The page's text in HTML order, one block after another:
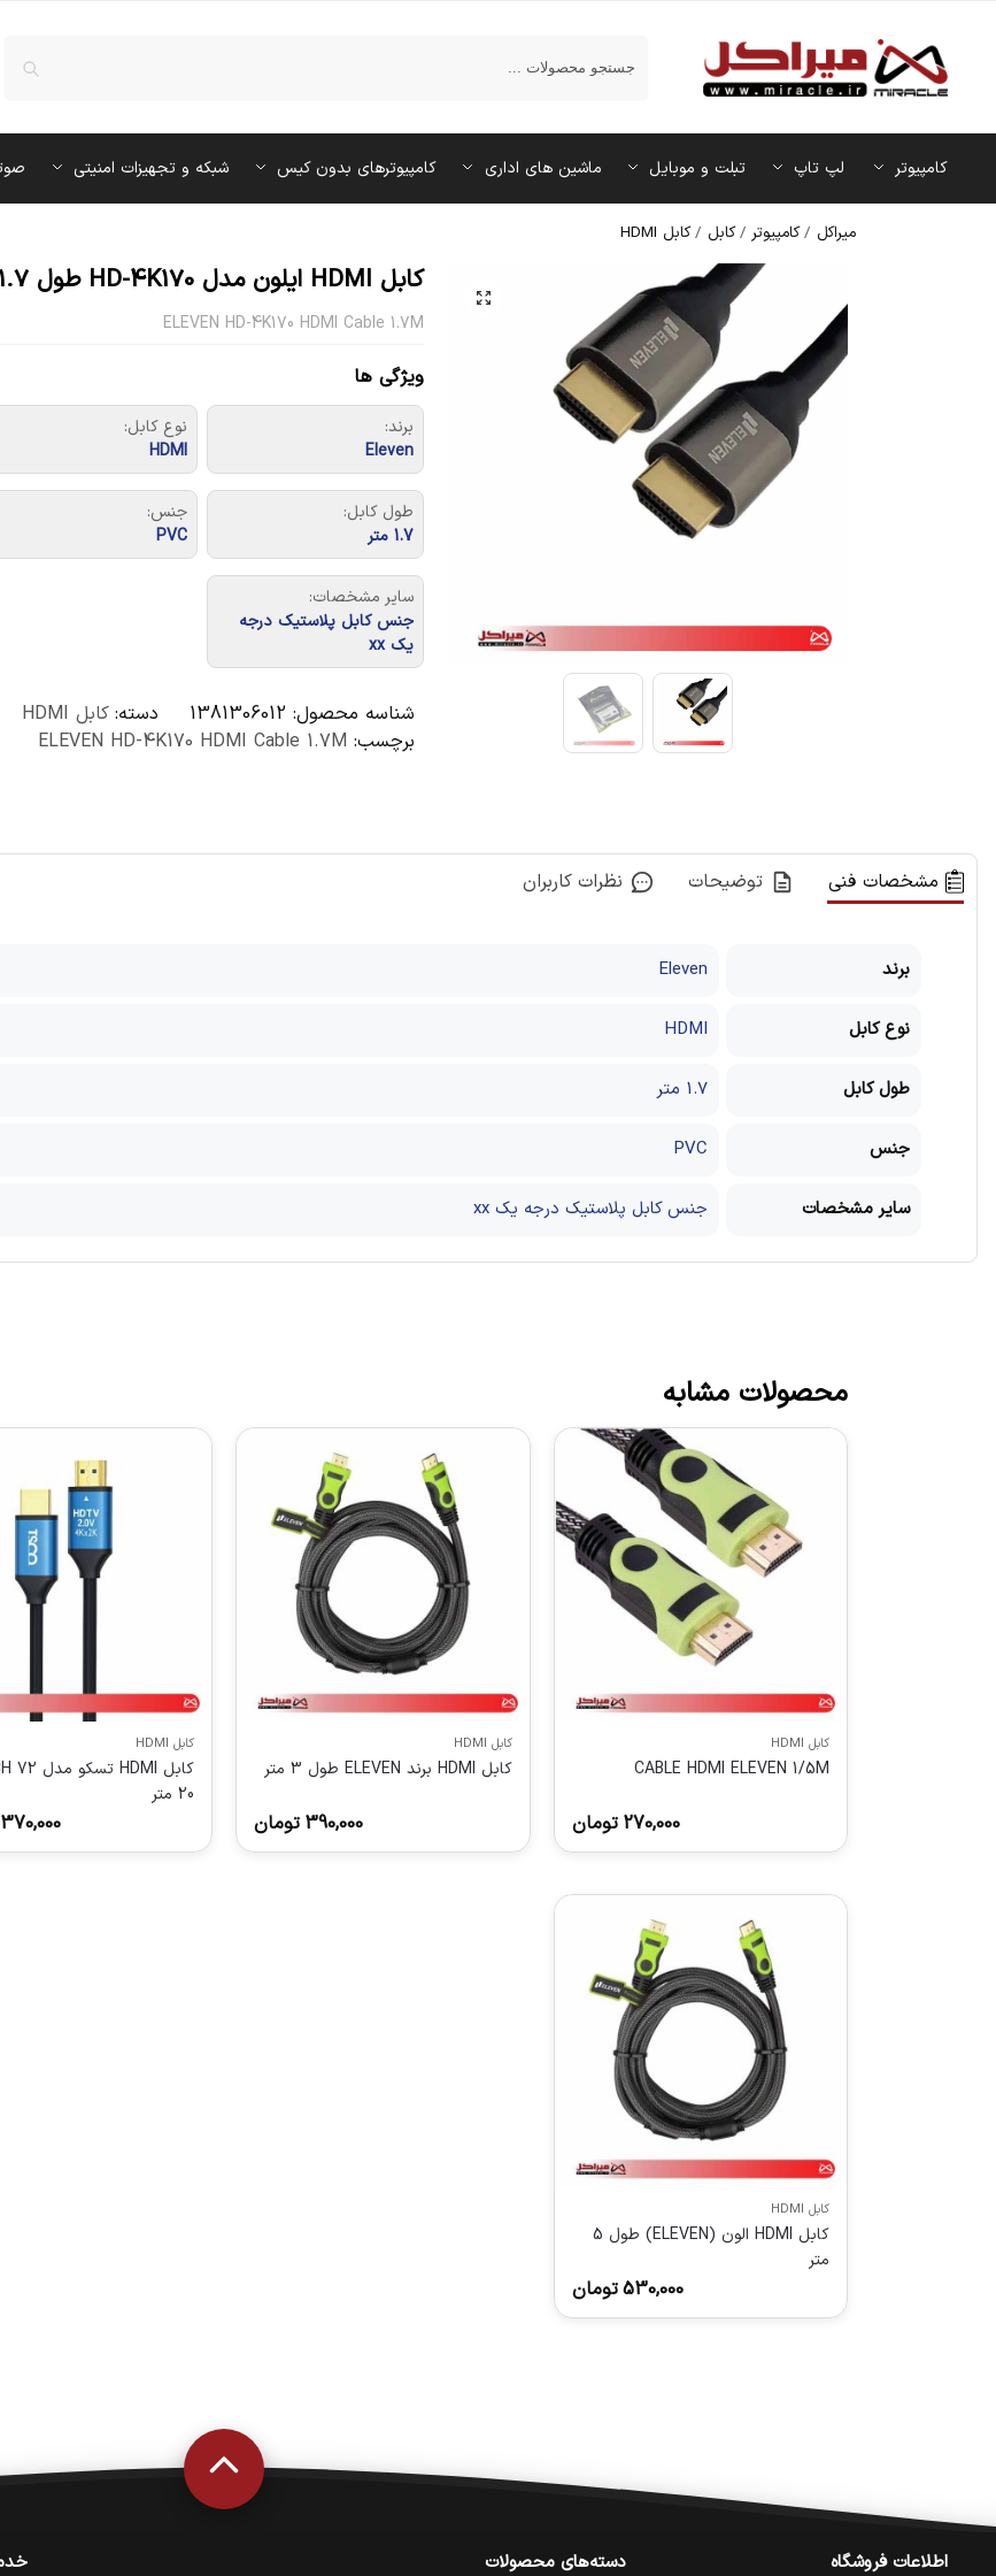
کامپیوتر لپ تاپ تبلت و موبایل ماشین‌ های اداری کامپیوترهای بدون کیس شبکه و تجهیزات امنیتی
میراکل /کامپیوتر /کابل /کابل HDMI
کابل HDMI ایلون مدل HD-4K170 طول 1.7 متر
ELEVEN HD-4K170 HDMI Cable 1.7M
ویژگی ها
برند:
Eleven
نوع کابل:
HDMI
طول کابل:
1.7 متر
جنس:
PVC
سایر مشخصات:
جنس کابل پلاستیک درجه
یک xx
شناسه محصول: 1381306012 دسته:کابل HDMI
برچسب: ELEVEN HD-4K170 HDMI Cable 1.7M
مشخصات فنی توضیحات نظرات کاربران
برند Eleven
نوع کابل HDMI
طول کابل 1.7 متر
جنس PVC
سایر مشخصات جنس کابل پلاستیک درجه یک xx
محصولات مشابه
کابل HDMI
CABLE HDMI ELEVEN 1/5M
270,000 تومان
کابل HDMI
کابل HDMI برند ELEVEN طول 3 متر
390,000 تومان
کابل HDMI
20 متر
کابل HDMI
کابل HDMI الون (ELEVEN) طول 5
متر
530,000تومان
اطلاعات فروشگاه دسته‌های محصولات